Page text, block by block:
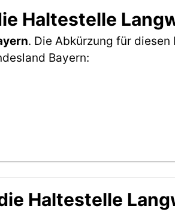
Haltestelle
. Die Abkürzung für
Bayern:
Haltestelle